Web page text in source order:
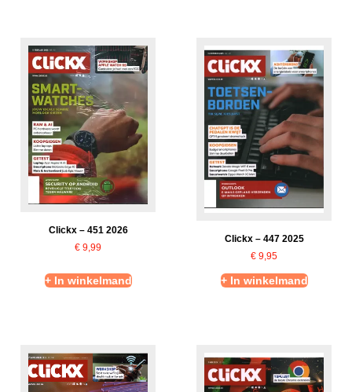
Clickx – 451 2026
€ 9,99
+ In winkelmand
Clickx – 447 2025
€ 9,95
+ In winkelmand